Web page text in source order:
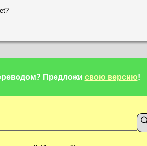
Предложи свою версию!